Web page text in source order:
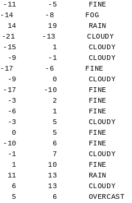
-11       -5       FINE
-14       -8       FOG
14       19       RAIN
21      -13       CLOUDY
15        1       CLOUDY
-9       -1       CLOUDY
-17       -6       FINE
-9        0       CLOUDY
-17      -10       FINE
-3        2       FINE
-6        1       FINE
3        5       CLOUDY
0        5       FINE
-10        6       FINE
-1        7       CLOUDY
1       10       FINE
11       13       RAIN
6       13       CLOUDY
5        6       OVERCAST